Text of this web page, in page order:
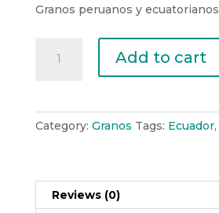
Granos peruanos y ecuatorianos
Maíz
Add to cart
Category: Granos Tags: Ecuador,
Reviews (0)